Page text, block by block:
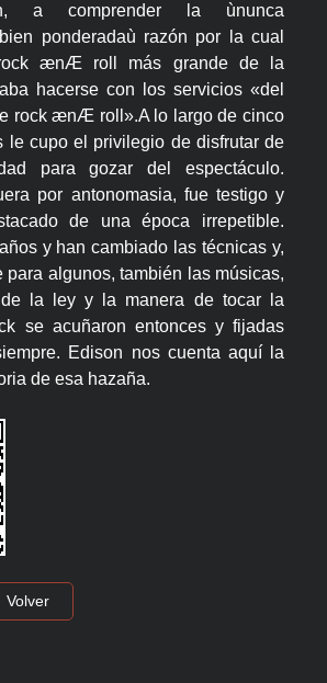
a comprender la ùnunca
ponderadaù razón por la cual
ænÆ roll más grande de la
hacerse con los servicios «del
rock ænÆ roll».A lo largo de cinco
le cupo el privilegio de disfrutar de
para gozar del espectáculo.
por antonomasia, fue testigo y
de una época irrepetible.
y han cambiado las técnicas y,
para algunos, también las músicas,
la ley y la manera de tocar la
se acuñaron entonces y fijadas
Edison nos cuenta aquí la
de esa hazaña.
Volver